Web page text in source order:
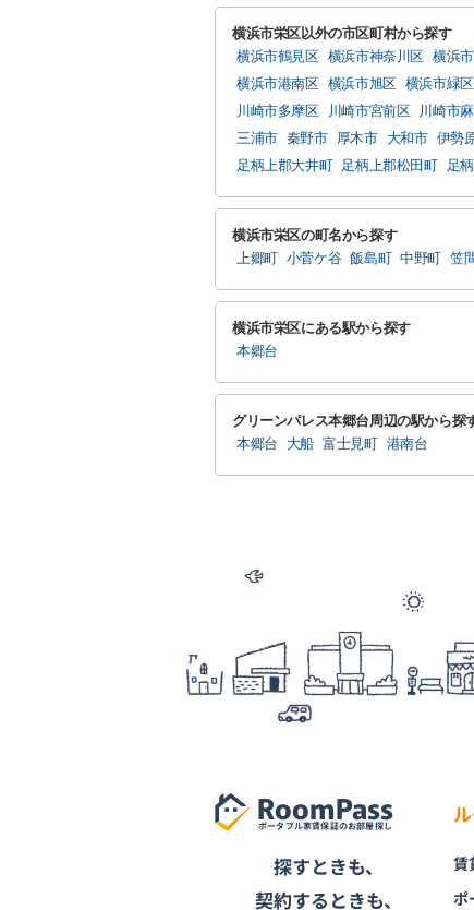
横浜市栄区以外の市区町村から探す
横浜市鶴見区 横浜市神奈川区 横浜
横浜市港南区 横浜市旭区 横浜市緑区
川崎市多摩区
川崎市宮前区 川崎市
三浦市 秦野市 厚木市 大和市 伊勢
足柄上郡大井町
足柄上郡松田町 足
横浜市栄区の町名から探す
上郷町 小菅ケ谷 飯島町 中野町 笠
横浜市栄区にある駅から探す
本郷台
グリーンパレス本郷台周辺の駅から探
本郷台 大船 富士見町 港南台
RoomPass
ポータブル家賃保証のお部屋探し
探すときも、
契約するときも、
賃
ポ